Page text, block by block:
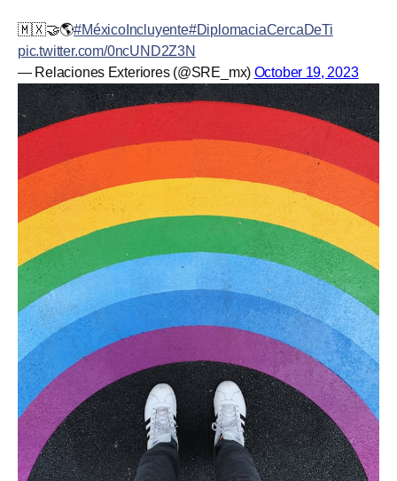
🇲🇽🤝🌎#MéxicoIncluyente#DiplomaciaCercaDeTi
pic.twitter.com/0ncUND2Z3N
— Relaciones Exteriores (@SRE_mx) October 19, 2023